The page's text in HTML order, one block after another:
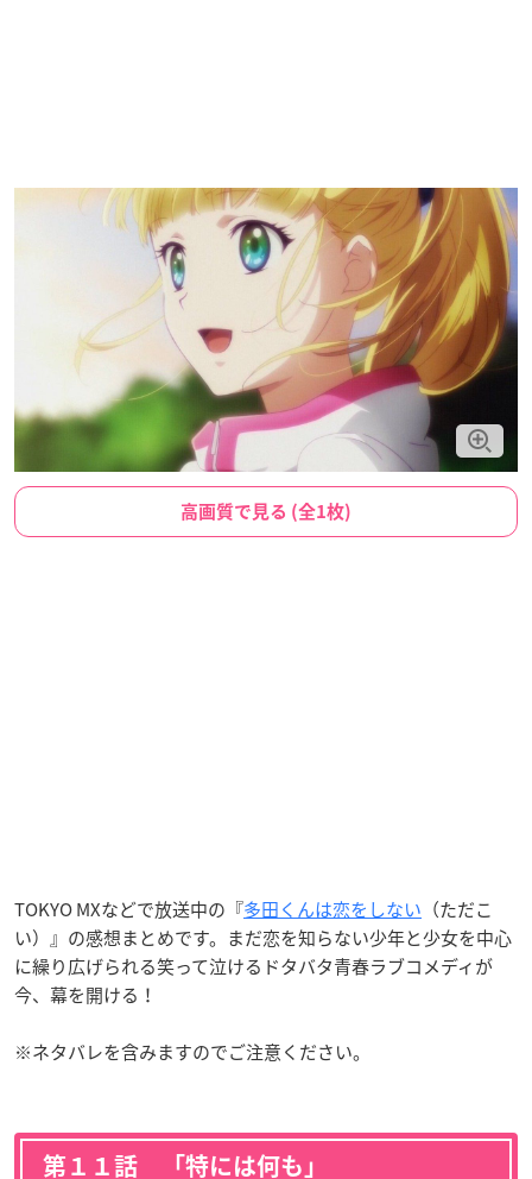
高画質で見る (全1枚)
TOKYO MXなどで放送中の『多田くんは恋をしない （ただこ
い）』の感想まとめです。まだ恋を知らない少年と少女を中心
に繰り広げられる笑って泣けるドタバタ青春ラブコメディが
今、幕を開ける！
※ネタバレを含みますのでご注意ください。
第１１話 「特には何も」